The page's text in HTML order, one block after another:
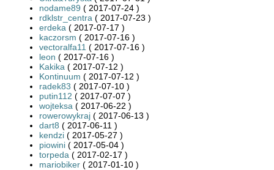
nodame89 ( 2017-07-24 )
rdklstr_centra ( 2017-07-23 )
erdeka ( 2017-07-17 )
kaczorsm ( 2017-07-16 )
vectoralfa11 ( 2017-07-16 )
leon ( 2017-07-16 )
Kakika ( 2017-07-12 )
Kontinuum ( 2017-07-12 )
radek83 ( 2017-07-10 )
putin112 ( 2017-07-07 )
wojteksa ( 2017-06-22 )
rowerowykraj ( 2017-06-13 )
dart8 ( 2017-06-11 )
kendzi ( 2017-05-27 )
piowini ( 2017-05-04 )
torpeda ( 2017-02-17 )
mariobiker ( 2017-01-10 )